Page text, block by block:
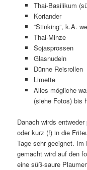
Thai-Basilikum
Koriander
“Stinking”, k.A.
Thai-Minze
Sojasprossen
Glasnudeln
Dünne Reisrollen
Limette
Alles mögliche
(siehe Fotos) bis
Danach wirds
oder kurz (!) in die
Tage sehr geeignet.
gemacht wird auf den
eine süß-saure